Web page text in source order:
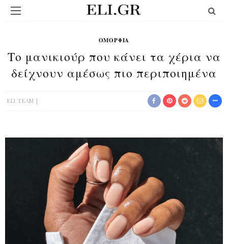
ΟΜΟΡΦΙΆ
Το μανικιούρ που κάνει τα χέρια να
δείχνουν αμέσως πιο περιποιημένα
ELI TEAM